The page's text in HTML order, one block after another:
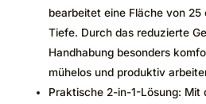
bearbeitet eine Fläche von
Tiefe. Durch das reduzierte
Handhabung besonders
mühelos und produktiv
Praktische 2-in-1-Lösung: Mit